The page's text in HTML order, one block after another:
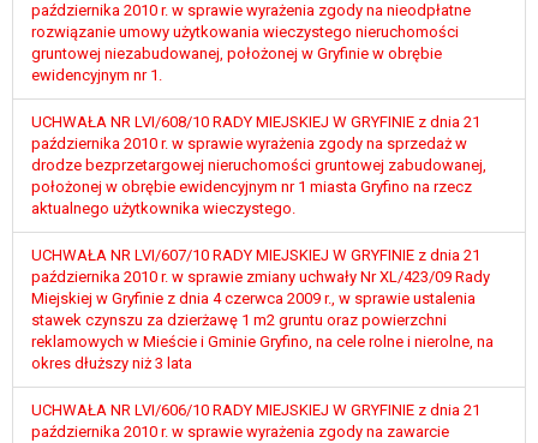
października 2010 r. w sprawie wyrażenia zgody na nieodpłatne
rozwiązanie umowy użytkowania wieczystego nieruchomości
gruntowej niezabudowanej, położonej w Gryfinie w obrębie
ewidencyjnym nr 1.
UCHWAŁA NR LVI/608/10 RADY MIEJSKIEJ W GRYFINIE z dnia 21
października 2010 r. w sprawie wyrażenia zgody na sprzedaż w
drodze bezprzetargowej nieruchomości gruntowej zabudowanej,
położonej w obrębie ewidencyjnym nr 1 miasta Gryfino na rzecz
aktualnego użytkownika wieczystego.
UCHWAŁA NR LVI/607/10 RADY MIEJSKIEJ W GRYFINIE z dnia 21
października 2010 r. w sprawie zmiany uchwały Nr XL/423/09 Rady
Miejskiej w Gryfinie z dnia 4 czerwca 2009 r., w sprawie ustalenia
stawek czynszu za dzierżawę 1 m2 gruntu oraz powierzchni
reklamowych w Mieście i Gminie Gryfino, na cele rolne i nierolne, na
okres dłuższy niż 3 lata
UCHWAŁA NR LVI/606/10 RADY MIEJSKIEJ W GRYFINIE z dnia 21
października 2010 r. w sprawie wyrażenia zgody na zawarcie